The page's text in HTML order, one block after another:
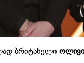
ბრიტანელი